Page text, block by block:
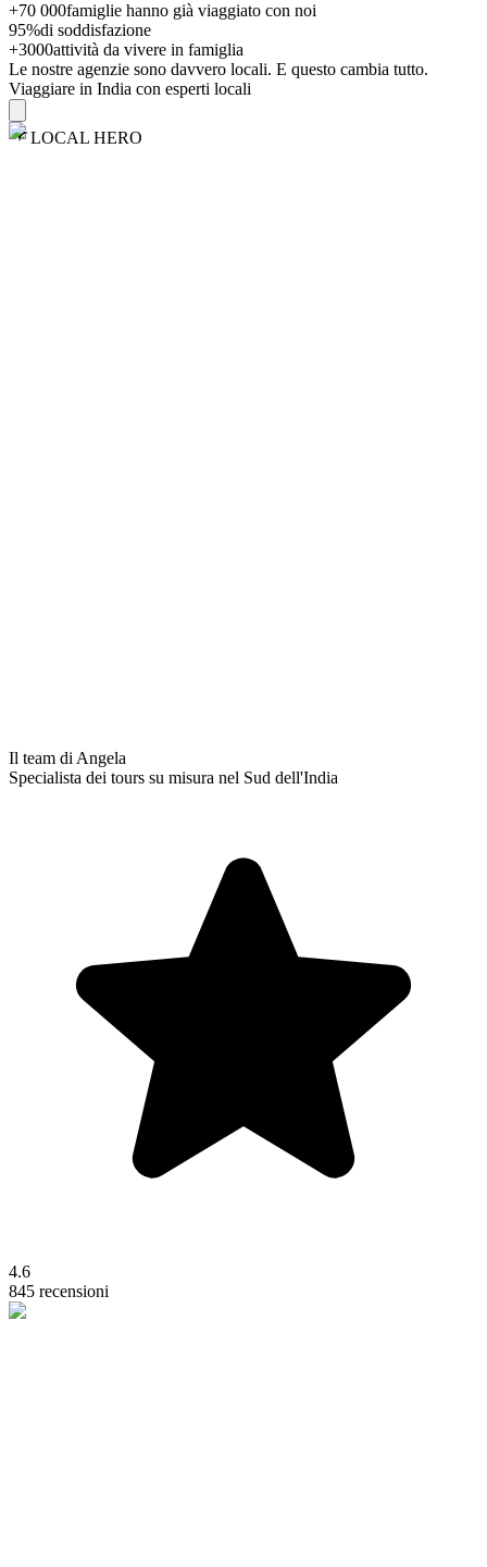
+70 000famiglie hanno già viaggiato con noi
95%di soddisfazione
+3000attività da vivere in famiglia
Le nostre agenzie sono davvero locali. E questo cambia tutto.
Viaggiare in India con esperti locali
LOCAL HERO
Il team di Angela
Specialista dei tours su misura nel Sud dell'India
4.6
845 recensioni